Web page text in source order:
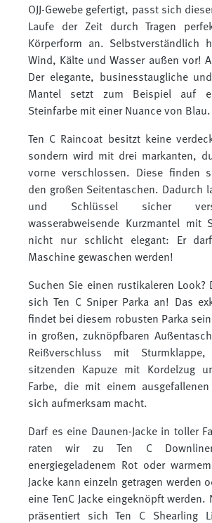
OJJ-Gewebe gefertigt, passt sich
Laufe der Zeit durch Tragen
Körperform an. Selbstverständlich
Wind, Kälte und Wasser außen vor!
Der elegante, businesstaugliche
Mantel setzt zum Beispiel auf
Steinfarbe mit einer Nuance von Blau.
Ten C Raincoat besitzt keine
sondern wird mit drei markanten,
vorne verschlossen. Diese finden
den großen Seitentaschen. Dadurch
und Schlüssel sicher
wasserabweisende Kurzmantel mit
nicht nur schlicht elegant: Er
Maschine gewaschen werden!
Suchen Sie einen rustikaleren Look?
sich Ten C Sniper Parka an! Das
findet bei diesem robusten Parka
in großen, zuknöpfbaren
Reißverschluss mit
sitzenden Kapuze mit Kordelzug
Farbe, die mit einem
sich aufmerksam macht.
Darf es eine Daunen-Jacke in toller
raten wir zu Ten C
energiegeladenem Rot oder
Jacke kann einzeln getragen werden
eine TenC Jacke eingeknöpft werden.
präsentiert sich Ten C Shearling